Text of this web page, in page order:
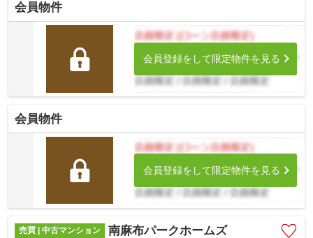
会員物件
会員登録をして限定物件を見る
会員物件
会員登録をして限定物件を見る
売買 | 中古マンション 南麻布パークホームズ